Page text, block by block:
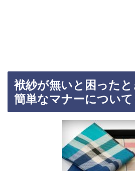
袱紗が無いと困ったと
簡単なマナーについて